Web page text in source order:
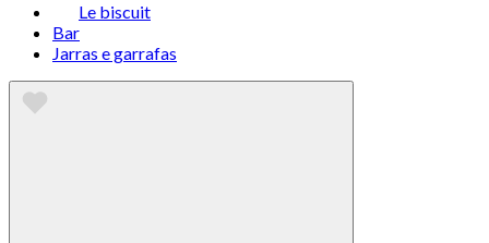
Le biscuit
Bar
Jarras e garrafas